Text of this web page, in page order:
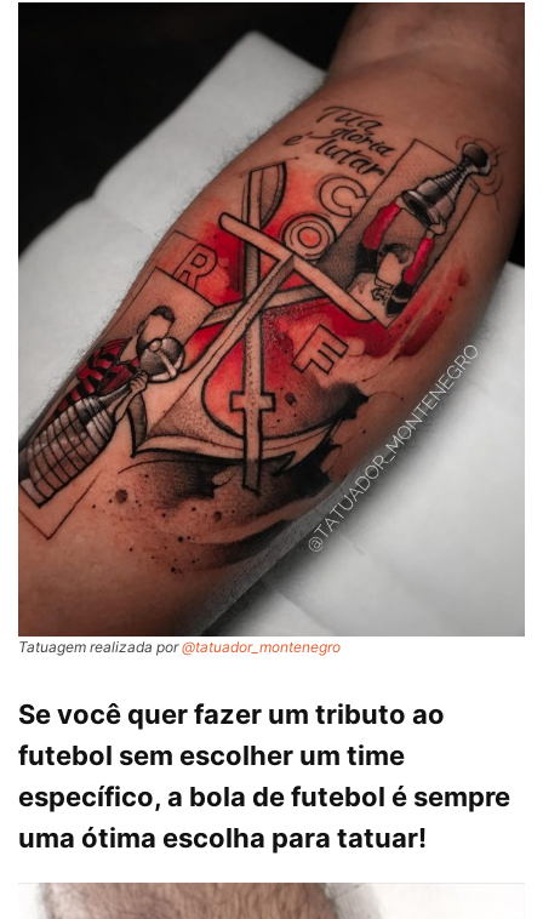
Tatuagem realizada por@tatuador_montenegro
Se você quer fazer um tributo ao
futebol sem escolher um time
específico, a bola de futebol é sempre
uma ótima escolha para tatuar!